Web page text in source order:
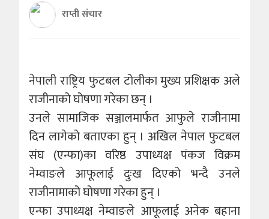
राप्ती संचार
नेपाली राष्ट्रिय फुटबल टोलीका मुख्य प्रशिक्षक अले
राजीनाको घोषणा गरेका छन् ।
उनले सामाजिक सञ्जालमार्फत आफुले राजीनामा
दिन लागेको बताएका हुन् । अखिल नेपाल फुटबल
संघ (एन्फा)का वरिष्ठ उपाध्यक्ष पंकज विक्रम
नेम्वाङले आफूलाई दुःख दिएको भन्दै उनले
राजीनामाको घोषणा गरेका हुन् ।
एन्फा उपाध्यक्ष नेम्वाङले आफूलाई अनेक बहाना